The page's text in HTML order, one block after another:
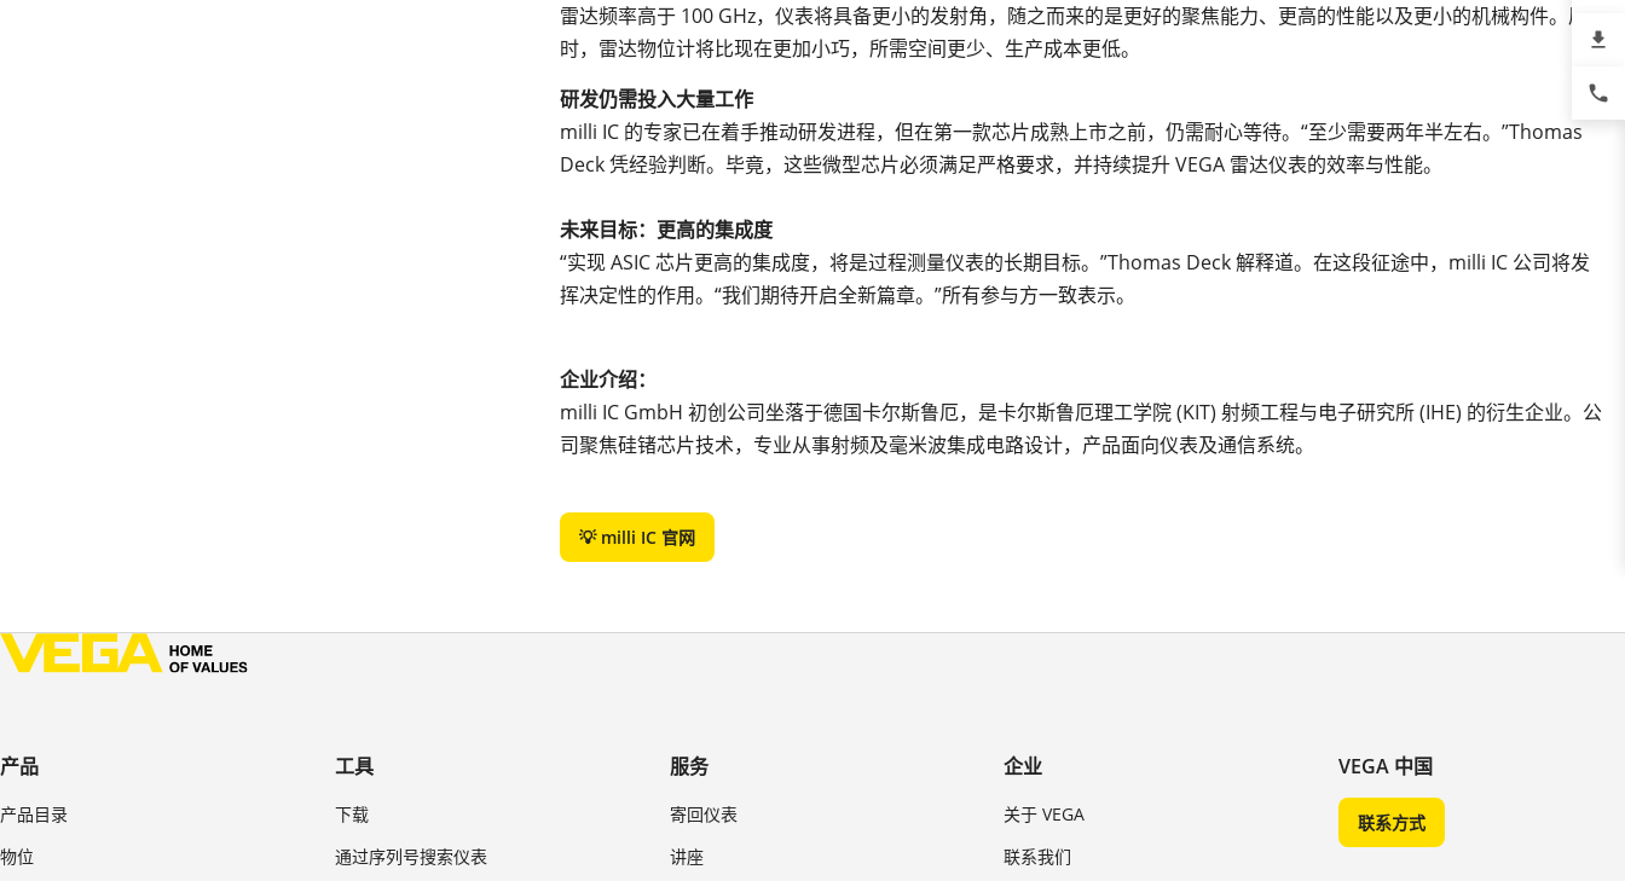
雷达频率高于 100 GHz，仪表将具备更小的发射角，随之而来的是更好的聚焦能力、更高的性能以及更小的机械构件。届
时，雷达物位计将比现在更加小巧，所需空间更少、生产成本更低。
研发仍需投入大量工作
milli IC 的专家已在着手推动研发进程，但在第一款芯片成熟上市之前，仍需耐心等待。“至少需要两年半左右。”Thomas
Deck 凭经验判断。毕竟，这些微型芯片必须满足严格要求，并持续提升 VEGA 雷达仪表的效率与性能。
未来目标：更高的集成度
“实现 ASIC 芯片更高的集成度，将是过程测量仪表的长期目标。”Thomas Deck 解释道。在这段征途中，milli IC 公司将发
挥决定性的作用。“我们期待开启全新篇章。”所有参与方一致表示。
企业介绍：
milli IC GmbH 初创公司坐落于德国卡尔斯鲁厄，是卡尔斯鲁厄理工学院 (KIT) 射频工程与电子研究所 (IHE) 的衍生企业。公
司聚焦硅锗芯片技术，专业从事射频及毫米波集成电路设计，产品面向仪表及通信系统。
💡 milli IC 官网
产品
产品目录
物位
工具
下载
通过序列号搜索仪表
服务
寄回仪表
讲座
企业
关于 VEGA
联系我们
VEGA 中国
联系方式
file_download
phone